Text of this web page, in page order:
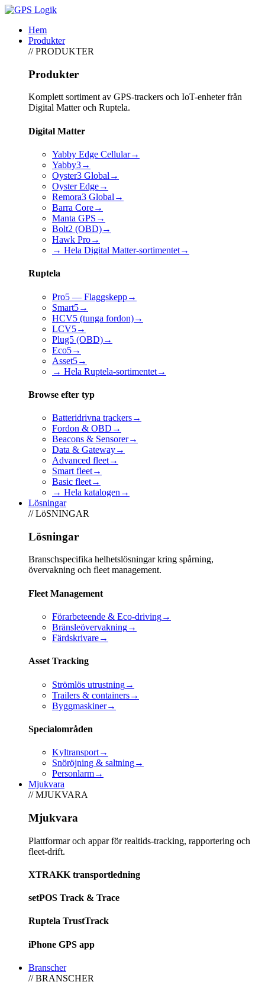
Hem
Produkter
// PRODUKTER
Produkter
Komplett sortiment av GPS-trackers och IoT-enheter från
Digital Matter och Ruptela.
Digital Matter
Yabby Edge Cellular→
Yabby3→
Oyster3 Global →
Oyster Edge→
Remora3 Global →
Barra Core→
Manta GPS →
Bolt2 (OBD)→
Hawk Pro→
→ Hela Digital Matter-sortimentet→
Ruptela
Pro5 — Flaggskepp→
Smart5→
HCV5 (tunga fordon)→
LCV5→
Plug5 (OBD)→
Eco5→
Asset5→
→ Hela Ruptela-sortimentet→
Browse efter typ
Batteridrivna trackers→
Fordon & OBD →
Beacons & Sensorer→
Data & Gateway→
Advanced fleet→
Smart fleet→
Basic fleet→
→ Hela katalogen →
Lösningar
// LöSNINGAR
Lösningar
Branschspecifika helhetslösningar kring spårning,
övervakning och fleet management.
Fleet Management
Förarbeteende & Eco-driving→
Bränsleövervakning→
Färdskrivare→
Asset Tracking
Strömlös utrustning→
Trailers & containers→
Byggmaskiner→
Specialområden
Kyltransport→
Snöröjning & saltning→
Personlarm→
Mjukvara
// MJUKVARA
Mjukvara
Plattformar och appar för realtids-tracking, rapportering och
fleet-drift.
XTRAKK transportledning
setPOS Track & Trace
Ruptela TrustTrack
iPhone GPS app
Branscher
// BRANSCHER